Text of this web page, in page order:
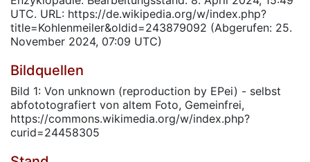
UTC. URL: https://de.wikipedia.org/w/index.php?
title=Kohlenmeiler&oldid=243879092 (Abgerufen: 25.
November 2024, 07:09 UTC)
Bildquellen
Bild 1: Von unknown (reproduction by EPei) - selbst
abfototografiert von altem Foto, Gemeinfrei,
https://commons.wikimedia.org/w/index.php?
curid=24458305